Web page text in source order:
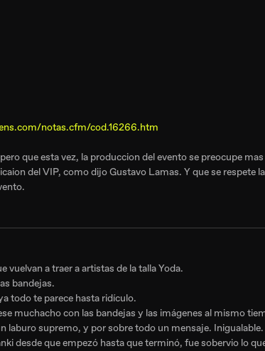
notas.cfm/cod.16266.htm
que esta vez, la produccion del evento se preocupe
del VIP, como dijo Gustavo Lamas. Y que se respete
vuelvan a traer a artistas de la talla Yoda.
bandejas.
todo te parece hasta ridículo.
muchacho con las bandejas y las imágenes al mismo
laburo supremo, y por sobre todo un mensaje. Inigualable.
desde que empezó hasta que terminó, fue sobervio lo